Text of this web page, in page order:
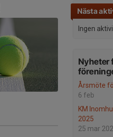
Nästa
Ingen
Nyheter
Årsmöte
6 feb
KM
2025
25 mar